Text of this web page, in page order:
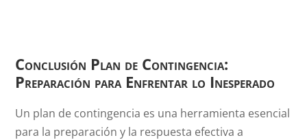
Conclusión Plan de Contingencia:
Preparación para Enfrentar lo Inesperado
Un plan de contingencia es una herramienta esencial
para la preparación y la respuesta efectiva a